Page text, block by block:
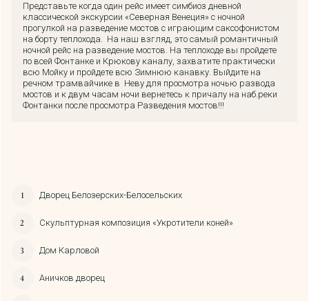
Представьте когда один рейс имеет симбиоз дневной
классической экскурсии «Северная Венеция» с ночной
прогулкой на разведение мостов с играющим саксофонистом
на борту теплохода. На наш взгляд, это самый романтичный
ночной рейс на разведение мостов. На теплоходе вы пройдете
по всей Фонтанке и Крюкову каналу, захватите практически
всю Мойку и пройдете всю Зимнюю канавку. Выйдите на
речном трамвайчике в Неву для просмотра ночью развода
мостов и к двум часам ночи вернетесь к причалу на наб.реки
Фонтанки после просмотра Разведения мостов!!!
Дворец Белозерских-Белосельских
Скульптурная композиция «Укротители коней»
Дом Карловой
Аничков дворец